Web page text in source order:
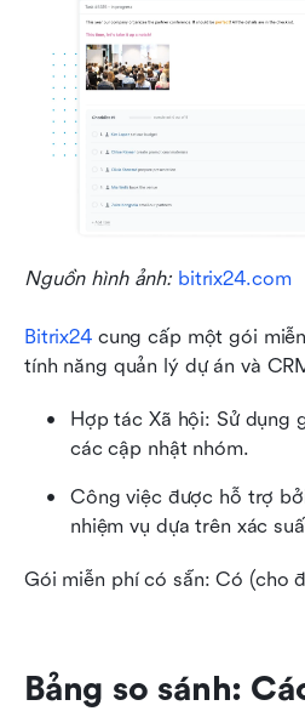
Nguồn hình ảnh: bitrix24.com
Bitrix24 cung cấp một gói
tính năng quản lý dự án và
Hợp tác Xã hội: Sử dụng
các cập nhật nhóm.
Công việc được hỗ trợ
nhiệm vụ dựa trên xác
Gói miễn phí có sẵn: Có (cho
Bảng so sánh: